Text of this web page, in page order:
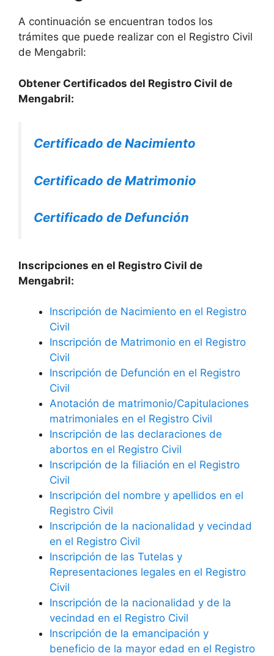
A continuación se encuentran todos los
trámites que puede realizar con el Registro Civil
de Mengabril:
Obtener Certificados del Registro Civil de
Mengabril:
Certificado de Nacimiento
Certificado de Matrimonio
Certificado de Defunción
Inscripciones en el Registro Civil de
Mengabril:
Inscripción de Nacimiento en el Registro
Civil
Inscripción de Matrimonio en el Registro
Civil
Inscripción de Defunción en el Registro
Civil
Anotación de matrimonio/Capitulaciones
matrimoniales en el Registro Civil
Inscripción de las declaraciones de
abortos en el Registro Civil
Inscripción de la filiación en el Registro
Civil
Inscripción del nombre y apellidos en el
Registro Civil
Inscripción de la nacionalidad y vecindad
en el Registro Civil
Inscripción de las Tutelas y
Representaciones legales en el Registro
Civil
Inscripción de la nacionalidad y de la
vecindad en el Registro Civil
Inscripción de la emancipación y
beneficio de la mayor edad en el Registro